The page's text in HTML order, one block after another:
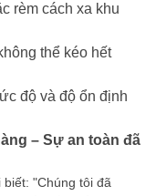
rèm cách xa khu
thể kéo hết
độ và độ ổn định
– Sự an toàn đã
"Chúng tôi đã